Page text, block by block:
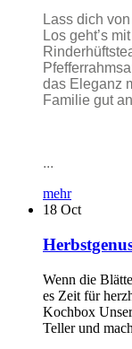
Lass dich
Los geht’s
das Eleganz
Familie gut
...
mehr
18 Oct
Wenn die
es Zeit für
Kochbox
Teller und